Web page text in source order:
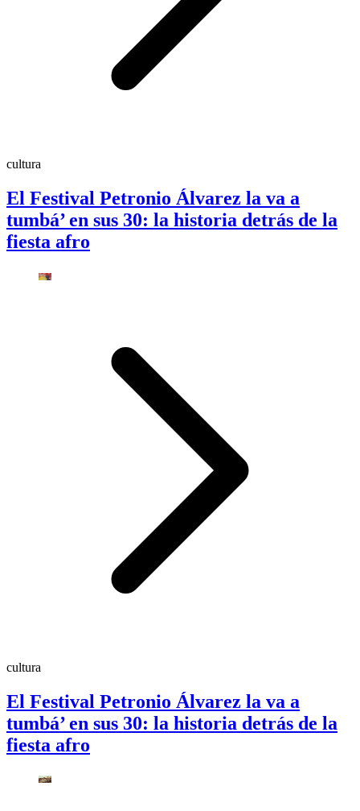
cultura
El Festival Petronio Álvarez la va a
tumbá’ en sus 30: la historia detrás de la
fiesta afro
cultura
El Festival Petronio Álvarez la va a
tumbá’ en sus 30: la historia detrás de la
fiesta afro